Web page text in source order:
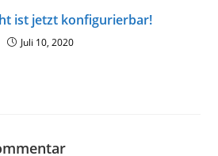
ist jetzt konfigurierbar!
Juli 10, 2020